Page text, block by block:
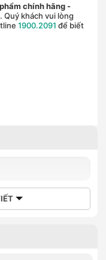
chính hãng -
Quý khách vui lòng
1900.2091 để biết